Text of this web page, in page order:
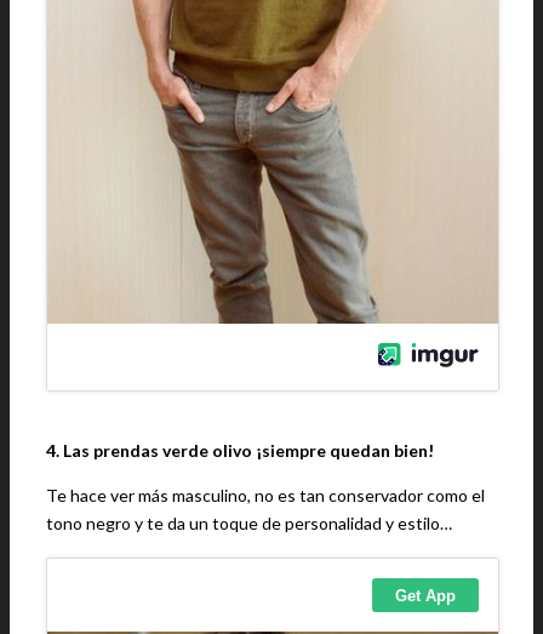
4. Las prendas verde olivo ¡siempre quedan bien!
Te hace ver más masculino, no es tan conservador como el
tono negro y te da un toque de personalidad y estilo…